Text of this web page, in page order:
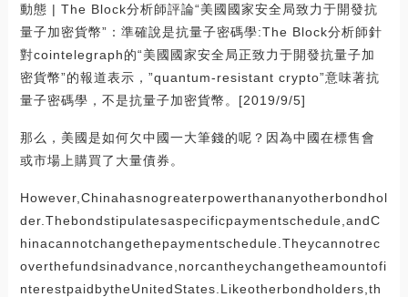
動態 | The Block分析師評論“美國國家安全局致力于開發抗
量子加密貨幣”：準確說是抗量子密碼學:The Block分析師針
對cointelegraph的“美國國家安全局正致力于開發抗量子加
密貨幣”的報道表示，”quantum-resistant crypto”意味著抗
量子密碼學，不是抗量子加密貨幣。[2019/9/5]
那么，美國是如何欠中國一大筆錢的呢？因為中國在標售會
或市場上購買了大量債券。
However,Chinahasnogreaterpowerthananyotherbondhol
der.Thebondstipulatesaspecificpaymentschedule,andC
hinacannotchangethepaymentschedule.Theycannotrec
overthefundsinadvance,norcantheychangetheamountofi
nterestpaidbytheUnitedStates.Likeotherbondholders,th